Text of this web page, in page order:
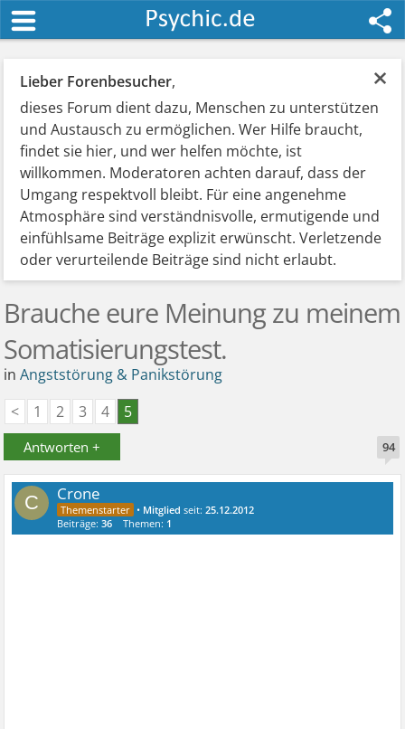
×
Lieber Forenbesucher,
dieses Forum dient dazu, Menschen zu unterstützen
und Austausch zu ermöglichen. Wer Hilfe braucht,
findet sie hier, und wer helfen möchte, ist
willkommen. Moderatoren achten darauf, dass der
Umgang respektvoll bleibt. Für eine angenehme
Atmosphäre sind verständnisvolle, ermutigende und
einfühlsame Beiträge explizit erwünscht. Verletzende
oder verurteilende Beiträge sind nicht erlaubt.
Brauche eure Meinung zu meinem
Somatisierungstest.
inAngststörung & Panikstörung
<
1 2 3 4 5
Antworten + 94
C Crone
• Mitglied seit:25.12.2012
Beiträge:36 Themen: 1